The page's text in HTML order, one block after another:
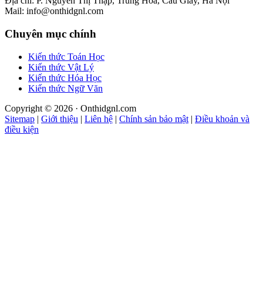
Mail: info@onthidgnl.com
Chuyên mục chính
Kiến thức Toán Học
Kiến thức Vật Lý
Kiến thức Hóa Học
Kiến thức Ngữ Văn
Copyright © 2026 · Onthidgnl.com
Sitemap | Giới thiệu | Liên hệ | Chính sản bảo mật | Điều khoản và
điều kiện